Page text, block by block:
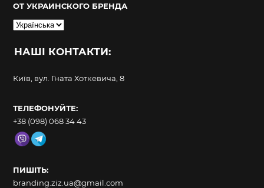
ОТ УКРАИНСКОГО БРЕНДА
Вибрати
НАШІ КОНТАКТИ:
Київ, вул. Гната Хоткевича, 8
ТЕЛЕФОНУЙТЕ:
+38 (098) 068 34 43
ПИШІТЬ:
branding.ziz.ua@gmail.com